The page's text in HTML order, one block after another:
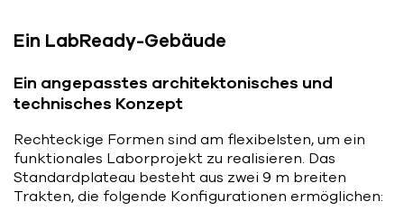
Ein LabReady-Gebäude
Ein angepasstes architektonisches und
technisches Konzept
Rechteckige Formen sind am flexibelsten, um ein
funktionales Laborprojekt zu realisieren. Das
Standardplateau besteht aus zwei 9 m breiten
Trakten, die folgende Konfigurationen ermöglichen: